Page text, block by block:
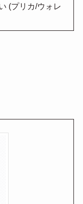
(プリカ/ウォレ